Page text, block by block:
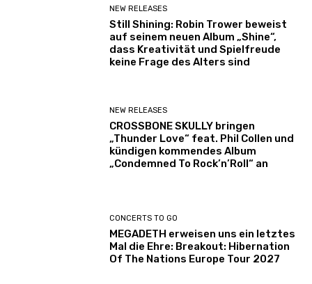
NEW RELEASES
Still Shining: Robin Trower beweist
auf seinem neuen Album „Shine“,
dass Kreativität und Spielfreude
keine Frage des Alters sind
NEW RELEASES
CROSSBONE SKULLY bringen
„Thunder Love“ feat. Phil Collen und
kündigen kommendes Album
„Condemned To Rock’n’Roll“ an
CONCERTS TO GO
MEGADETH erweisen uns ein letztes
Mal die Ehre: Breakout: Hibernation
Of The Nations Europe Tour 2027